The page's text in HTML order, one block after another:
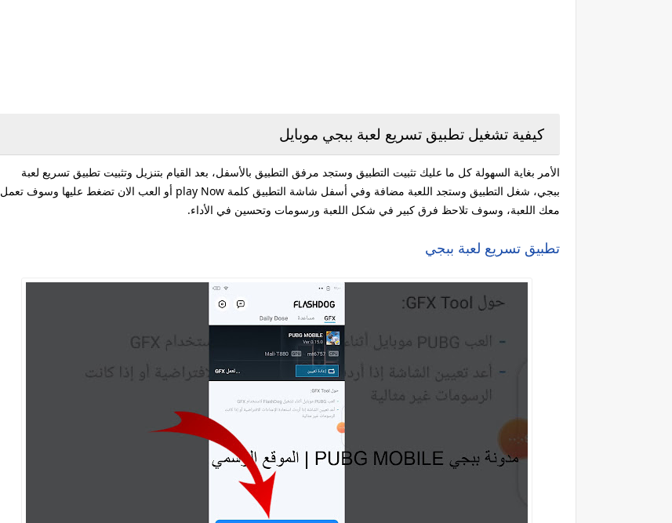
كيفية تشغيل تطبيق تسريع لعبة ببجي موبايل
الأمر بغاية السهولة كل ما عليك تثبيت التطبيق وستجد مرفق التطبيق بالأسفل، بعد القيام بتنزيل وتثبيت تطبيق تسريع لعبة
ببجي، شغل التطبيق وستجد اللعبة مضافة وفي أسفل شاشة التطبيق كلمة play Now أو العب الان تضغط عليها وسوف تعمل
معك اللعبة، وسوف تلاحظ فرق كبير في شكل اللعبة ورسومات وتحسين في الأداء.
تطبيق تسريع لعبة ببجي